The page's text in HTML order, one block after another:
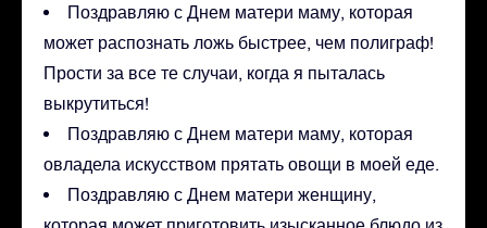
Поздравляю с Днем матери маму, которая
может распознать ложь быстрее, чем полиграф!
Прости за все те случаи, когда я пыталась
выкрутиться!
Поздравляю с Днем матери маму, которая
овладела искусством прятать овощи в моей еде.
Поздравляю с Днем матери женщину,